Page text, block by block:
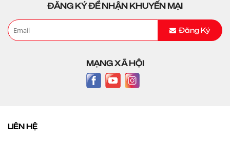
ĐĂNG KÝ ĐỂ NHẬN KHUYẾN MẠI
Đăng Ký
MẠNG XÃ HỘI
LIÊN HỆ